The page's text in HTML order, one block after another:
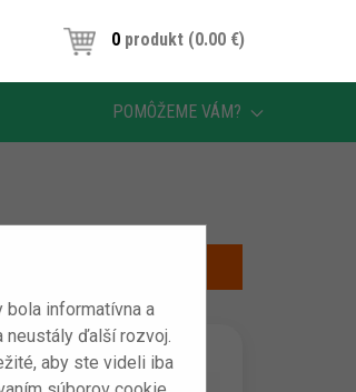
bola informatívna a
ďalší rozvoj.
aby ste videli iba
0produkt (0.00 ‎€)
POMÔŽEME VÁM?